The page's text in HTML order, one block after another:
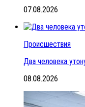
07.08.2026
Происшествия
Два человека
08.08.2026